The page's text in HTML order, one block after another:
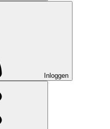
Inloggen